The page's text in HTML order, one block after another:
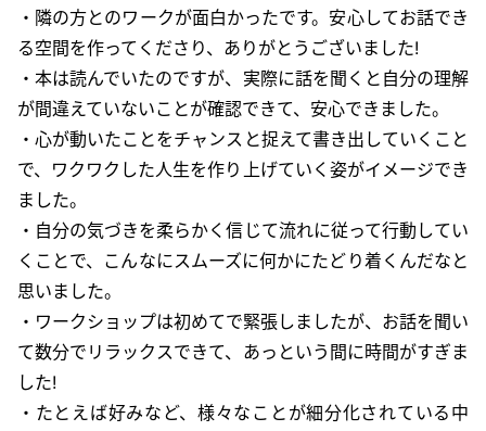
・隣の方とのワークが面白かったです。安心してお話でき
る空間を作ってくださり、ありがとうございました!
・本は読んでいたのですが、実際に話を聞くと自分の理解
が間違えていないことが確認できて、安心できました。
・心が動いたことをチャンスと捉えて書き出していくこと
で、ワクワクした人生を作り上げていく姿がイメージでき
ました。
・自分の気づきを柔らかく信じて流れに従って行動してい
くことで、こんなにスムーズに何かにたどり着くんだなと
思いました。
・ワークショップは初めてで緊張しましたが、お話を聞い
て数分でリラックスできて、あっという間に時間がすぎま
した!
・たとえば好みなど、様々なことが細分化されている中